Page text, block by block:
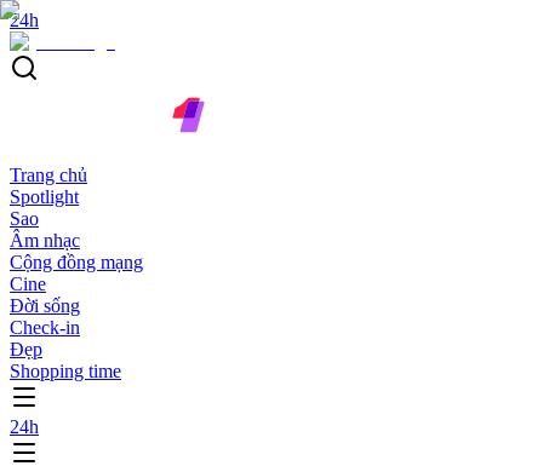
24h
Trang chủ
Spotlight
Sao
Âm nhạc
Cộng đồng mạng
Cine
Đời sống
Check-in
Đẹp
Shopping time
24h